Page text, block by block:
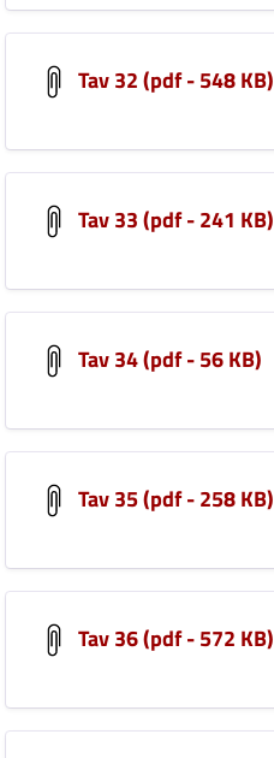
Tav 32 (pdf - 548 KB)
Tav 33 (pdf - 241 KB)
Tav 34 (pdf - 56 KB)
Tav 35 (pdf - 258 KB)
Tav 36 (pdf - 572 KB)